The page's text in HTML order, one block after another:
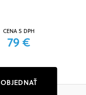
CENA S DPH
79 €
OBJEDNAŤ